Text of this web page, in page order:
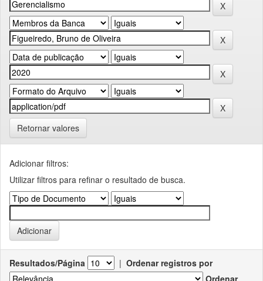
Retornar valores
Adicionar filtros:
Utilizar filtros para refinar o resultado de busca.
Resultados/Página | Ordenar registros por
Ordenar